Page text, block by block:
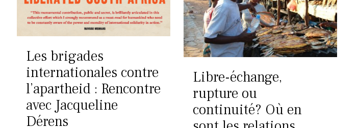
Les brigades
internationales contre
l’apartheid : Rencontre
avec Jacqueline
Dérens
Libre-échange,
rupture ou
continuité? Où en